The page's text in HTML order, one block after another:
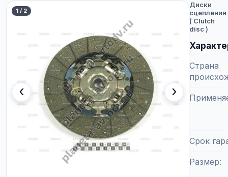
1 / 2
‹ ›
Диски
сцепления
( Clutch
disc )
Страна
Срок
Размер